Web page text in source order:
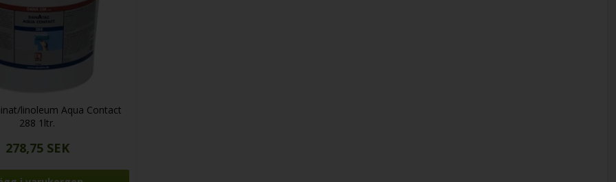
linoleum Aqua Contact
288 1ltr.
278,75 SEK